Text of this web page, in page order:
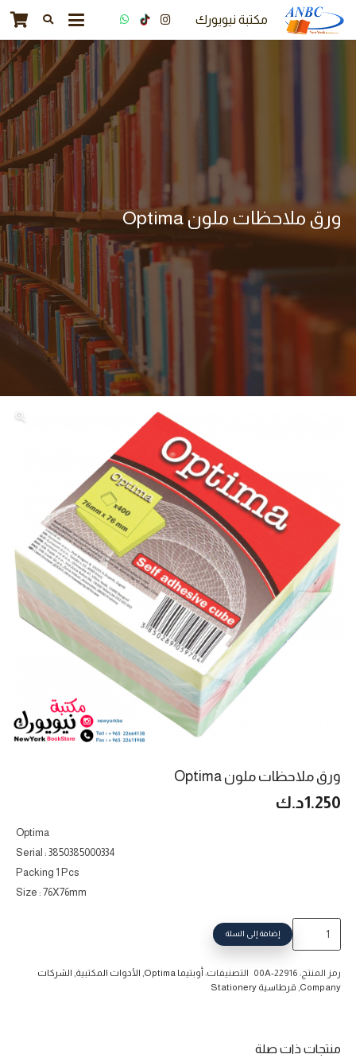
مكتبة نيويورك
ورق ملاحظات ملون Optima
ورق ملاحظات ملون Optima
1.250د.ك
Optima
Serial : 3850385000334
Packing 1 Pcs
Size : 76X76mm
ورق
ملون
إضافة إلى السلة
رمز المنتج: 00A-22916 التصنيفات: أوبتيما Optima الأدوات المكتبية الشركات
Company قرطاسية Stationery
منتجات ذات صلة